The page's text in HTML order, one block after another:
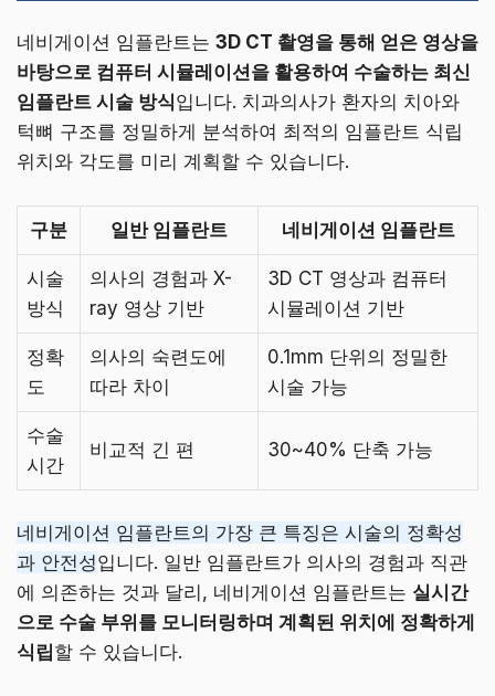
네비게이션 임플란트는 3D CT 촬영을 통해 얻은 영상을
바탕으로 컴퓨터 시뮬레이션을 활용하여 수술하는 최신
임플란트 시술 방식입니다. 치과의사가 환자의 치아와
턱뼈 구조를 정밀하게 분석하여 최적의 임플란트 식립
위치와 각도를 미리 계획할 수 있습니다.
구분 일반 임플란트 네비게이션 임플란트
시술
방식
의사의 경험과 X-
ray 영상 기반
3D CT 영상과 컴퓨터
시뮬레이션 기반
정확
도
의사의 숙련도에
따라 차이
0.1mm 단위의 정밀한
시술 가능
수술
시간
비교적 긴 편 30~40% 단축 가능
네비게이션 임플란트의 가장 큰 특징은 시술의 정확성
과 안전성입니다. 일반 임플란트가 의사의 경험과 직관
에 의존하는 것과 달리, 네비게이션 임플란트는 실시간
으로 수술 부위를 모니터링하며 계획된 위치에 정확하게
식립할 수 있습니다.